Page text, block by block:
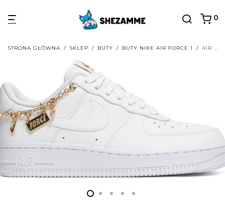
0
STRONA GŁÓWNA / SKLEP / BUTY / BUTY NIKE AIR FORCE 1 / AIR FORCE 1 ’07 LX LUCKY CHARMS